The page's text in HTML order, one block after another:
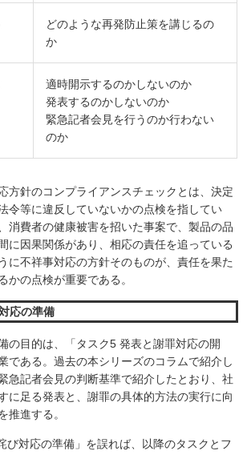
どのような再発防止策を講じるの
か
適時開示するのかしないのか
発表するのかしないのか
緊急記者会見を行うのか行わない
のか
方針のコンプライアンスチェックとは、決定
令等に違反していないかの点検を指してい
消費者の健康被害を招いた事案で、製品の品
に因果関係があり、相応の責任を追っている
に不祥事対応の方針そのものが、責任を果た
かの点検が重要である。
応の準備
の目的は、「タスク5 発表と謝罪対応の開
である。過去の本シリーズのコラムで紹介し
急記者会見の判断基準で紹介したとおり、社
に足る発表と、謝罪の具体的方法の実行に向
推進する。
び対応の準備」を誤れば、以降のタスクとフ